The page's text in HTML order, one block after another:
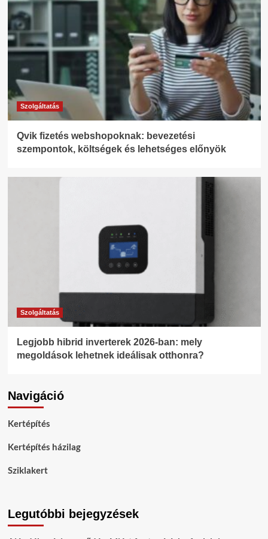
Szolgáltatás
Qvik fizetés webshopoknak: bevezetési
szempontok, költségek és lehetséges előnyök
Szolgáltatás
Legjobb hibrid inverterek 2026-ban: mely
megoldások lehetnek ideálisak otthonra?
Navigáció
Kertépítés
Kertépítés házilag
Sziklakert
Legutóbbi bejegyzések